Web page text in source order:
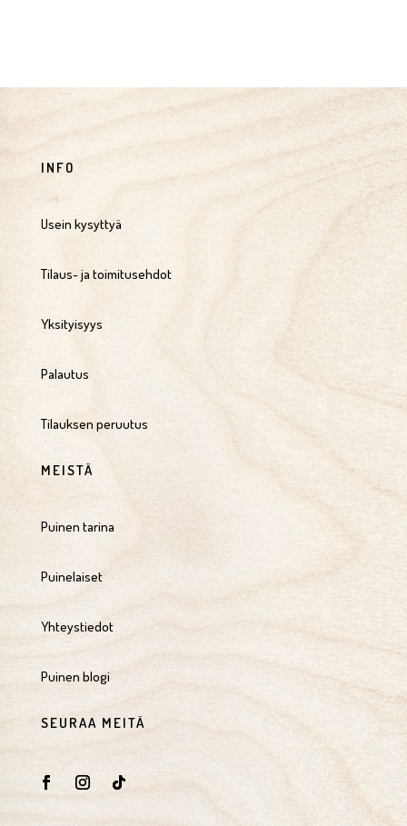
INFO
Usein kysyttyä
Tilaus- ja toimitusehdot
Yksityisyys
Palautus
Tilauksen peruutus
MEISTÄ
Puinen tarina
Puinelaiset
Yhteystiedot
Puinen blogi
SEURAA MEITÄ